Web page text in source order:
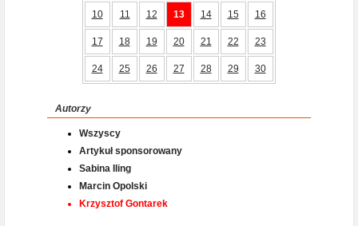
10 11 12 13 14 15 16
17 18 19 20 21 22 23
24 25 26 27 28 29 30
Autorzy
Wszyscy
Artykuł sponsorowany
Sabina Iling
Marcin Opolski
Krzysztof Gontarek